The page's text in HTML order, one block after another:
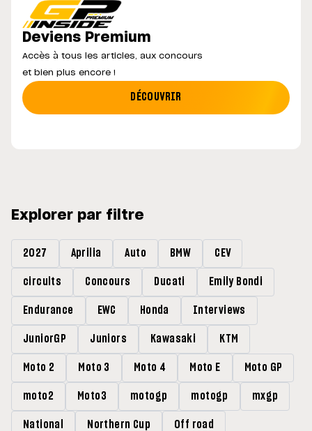
Deviens Premium
Accès à tous les articles, aux concours
et bien plus encore !
DÉCOUVRIR
Explorer par filtre
2027 Aprilia Auto BMW CEV
circuits Concours Ducati Emily Bondi
Endurance EWC Honda Interviews
JuniorGP Juniors Kawasaki KTM
Moto 2 Moto 3 Moto 4 Moto E Moto GP
moto2 Moto3 motogp motogp mxgp
National Northern Cup Off road